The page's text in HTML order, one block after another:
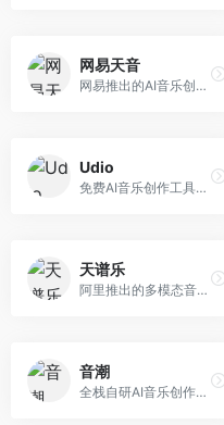
网易天音
网易推出的AI音乐创作工具，支持作词、作曲与编曲。面向音乐爱好者和独立音乐人，提供歌词生成、旋律创作、编曲制作等服务，与网易云音乐生态深度整合。
Udio
免费AI音乐创作工具，专注于高质量音乐生成。面向音乐创作者和内容制作者，支持多种音乐风格生成，音质专业，创作自由度高，适合专业音乐制作场景。
天谱乐
阿里推出的多模态音乐生成平台，整合音频与文本理解能力。面向内容创作者，支持歌词生成、旋律创作、音乐编辑等服务，与阿里生态深度整合。
音潮
全栈自研AI音乐创作平台，支持从创作到发布的完整流程。面向独立音乐人和音乐工作室，提供作词作曲、编曲混音、音乐发布等服务，创作工具专业。